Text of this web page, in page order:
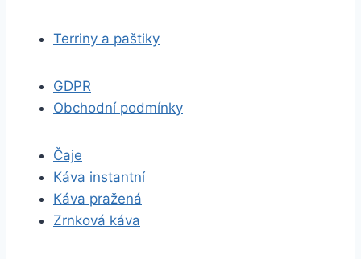
Terriny a paštiky
GDPR
Obchodní podmínky
Čaje
Káva instantní
Káva pražená
Zrnková káva